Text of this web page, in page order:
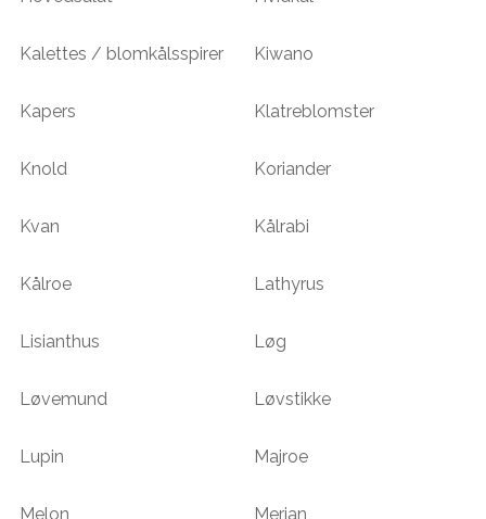
Kalettes / blomkålsspirer Kiwano
Kapers Klatreblomster
Knold Koriander
Kvan Kålrabi
Kålroe Lathyrus
Lisianthus Løg
Løvemund Løvstikke
Lupin Majroe
Melon Merian